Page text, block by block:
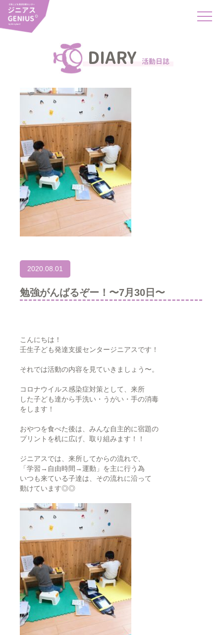
DIARY 活動日誌
2020.08.01
勉強がんばるぞー！〜7月30日〜
こんにちは！
壬生子ども発達支援センタージニアスです！
それでは活動の内容を見ていきましょう〜。
コロナウイルス感染症対策として、来所
した子ども達から手洗い・うがい・手の消毒
をします！
おやつを食べた後は、みんな自主的に宿題の
プリントを机に広げ、取り組みます！！
ジニアスでは、来所してからの流れで、
「学習→自由時間→運動」を主に行う為
いつも来ている子達は、その流れに沿って
動けています◎◎